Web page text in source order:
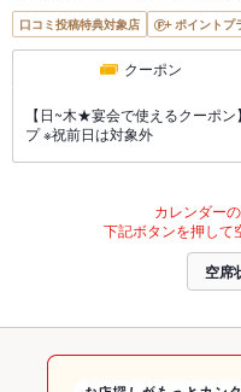
口コミ投稿特典対象店 ポイントプ
クーポン
【日~木★宴会で使えるクーポ
プ ※祝前日は対象外
カレンダー
下記ボタンを押して
空席